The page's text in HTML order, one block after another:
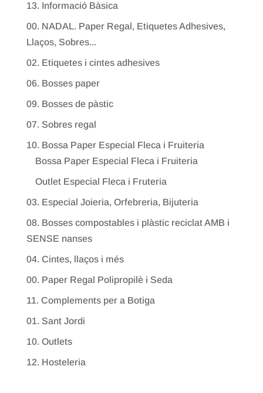
13. Informació Bàsica
00. NADAL. Paper Regal, Etiquetes Adhesives,
Llaços, Sobres...
02. Etiquetes i cintes adhesives
06. Bosses paper
09. Bosses de pàstic
07. Sobres regal
10. Bossa Paper Especial Fleca i Fruiteria
Bossa Paper Especial Fleca i Fruiteria
Outlet Especial Fleca i Fruteria
03. Especial Joieria, Orfebreria, Bijuteria
08. Bosses compostables i plàstic reciclat AMB i
SENSE nanses
04. Cintes, llaços i més
00. Paper Regal Polipropilè i Seda
11. Complements per a Botiga
01. Sant Jordi
10. Outlets
12. Hosteleria